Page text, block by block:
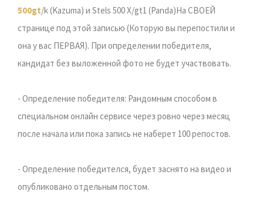
500gt/k (Kazuma) и Stels 500 X/gt1 (Panda)На СВОЕЙ
странице под этой записью (Которую вы перепостили и
она у вас ПЕРВАЯ). При определении победителя,
кандидат без выложенной фото не будет участвовать.
- Определение победителя: Рандомным способом в
специальном онлайн сервисе через ровно через месяц
после начала или пока запись не наберет 100 репостов.
- Определение победителся, будет заснято на видео и
опубликовано отдельным постом.